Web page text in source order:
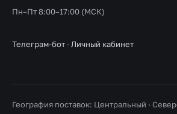
Пн–Пт 8:00–17:00 (МСК)
Телеграм-бот · Личный кабинет
География поставок: Центральный ·